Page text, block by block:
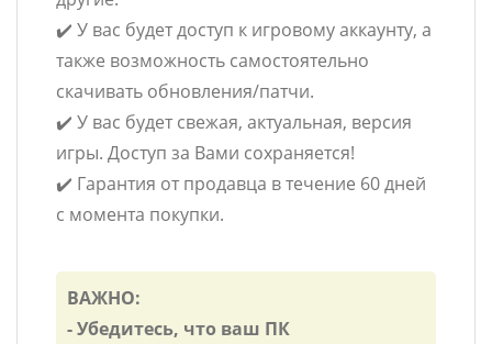
✔️ У вас будет доступ к игровому аккаунту, а
также возможность самостоятельно
скачивать обновления/патчи.
✔️ У вас будет свежая, актуальная, версия
игры. Доступ за Вами сохраняется!
✔️ Гарантия от продавца в течение 60 дней
с момента покупки.
ВАЖНО:
- Убедитесь, что ваш ПК